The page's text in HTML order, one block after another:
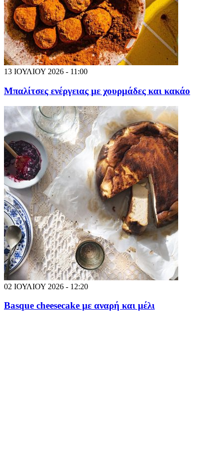
13 ΙΟΥΛΙΟΥ 2026 - 11:00
Μπαλίτσες ενέργειας με χουρμάδες και κακάο
02 ΙΟΥΛΙΟΥ 2026 - 12:20
Basque cheesecake με αναρή και μέλι